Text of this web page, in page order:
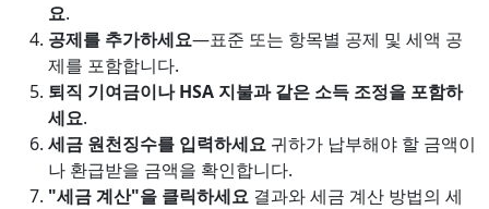
요.
공제를 추가하세요—표준 또는 항목별 공제 및 세액 공
제를 포함합니다.
퇴직 기여금이나 HSA 지불과 같은 소득 조정을 포함하
세요.
세금 원천징수를 입력하세요 귀하가 납부해야 할 금액이
나 환급받을 금액을 확인합니다.
"세금 계산"을 클릭하세요 결과와 세금 계산 방법의 세